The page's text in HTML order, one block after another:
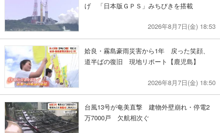
げ 「日本版ＧＰＳ」みちびきを搭載
2026年8月7日(金) 18:53
姶良・霧島豪雨災害から1年 戻った笑顔、
道半ばの復旧 現地リポート【鹿児島】
2026年8月7日(金) 18:50
台風13号が奄美直撃 建物外壁崩れ・停電2
万7000戸 欠航相次ぐ